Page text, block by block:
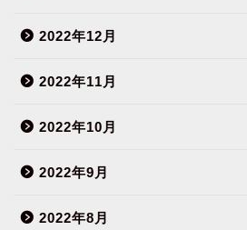
2022年12月
2022年11月
2022年10月
2022年9月
2022年8月